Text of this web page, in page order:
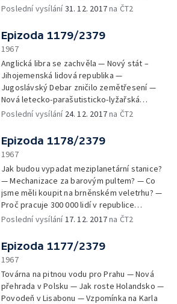
cirkusu — Londýnská zoo — Plivníci — Státní
Poslední vysílání31. 12. 2017na ČT2
Epizoda 1179/2379
1967
Anglická libra se zachvěla — Nový stát –
Jihojemenská lidová republika —
Jugoslávský Debar zničilo zemětřesení —
Nová letecko-parašutisticko-lyžařská
sportovní disciplína — Hon za valuty — Co se
z Hamira — Mechanické hračky z Pohorelské
Maše — Nový druh šumivého vína Panónia —
Hlas zvonů táhne nad závějí, kdes v dáli tiše
zaniká… — „Cink - cink“ zpívá Helena
Vondráčková
Poslední vysílání 24. 12. 2017na ČT2
Epizoda 1178/2379
1967
Jak budou vypadat meziplanetární stanice?
— Mechanizace za barovým pultem? — Co
jsme měli koupit na brněnském veletrhu? —
Proč pracuje 300 000 lidí v republice
zbytečně? — Musí se zedník umět ohánět
radostí? — Kde pracovala nejslavnější žena
světové vědy? — Kdo fotografoval 533
metrů nad Měsícem? — Jaká byla hlavní
senzace frankfurtského autosalónu? — Kdo
je na světě nejrychlejší?
Poslední vysílání17. 12. 2017na ČT2
Epizoda 1177/2379
1967
Továrna na pitnou vodu pro Prahu — Nová
přehrada v Polsku — Jak roste Holandsko —
Povodeň v Lisabonu — Vzpomínka na Karla